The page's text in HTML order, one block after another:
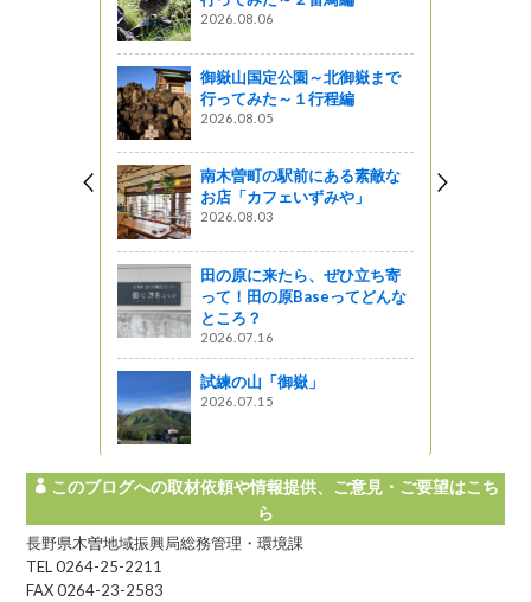
2026.08.06
御嶽山国定公園～北御嶽まで
行ってみた～１行程編
2026.08.05
南木曽町の駅前にある素敵な
お店「カフェいずみや」
2026.08.03
田の原に来たら、ぜひ立ち寄
って！田の原Baseってどんな
ところ？
2026.07.16
試練の山「御嶽」
2026.07.15
このブログへの取材依頼や情報提供、ご意見・ご要望はこち
ら
長野県木曽地域振興局総務管理・環境課
TEL 0264-25-2211
FAX 0264-23-2583